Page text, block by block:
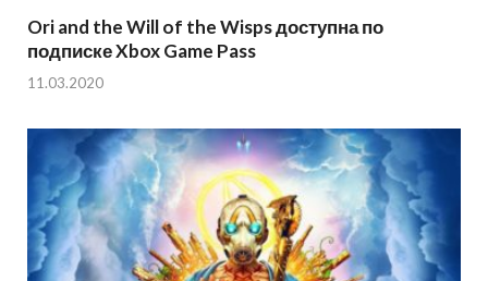
Ori and the Will of the Wisps доступна по
подписке Xbox Game Pass
11.03.2020